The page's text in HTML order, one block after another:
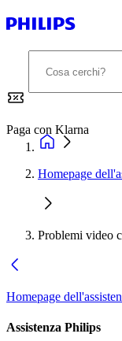
Paga con Klarna
Homepage
Problemi video
Homepage
Assistenza Philips